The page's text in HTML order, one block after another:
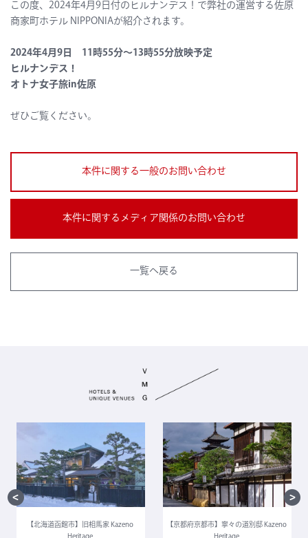
この度、2024年4月9日付のヒルナンデス！で弊社の運営する佐原
商家町ホテル NIPPONIAが紹介されます。
2024年4月9日 11時55分〜13時55分放映予定
ヒルナンデス！
オトナ女子旅in佐原
ぜひご覧ください。
本件に関する一般のお問い合わせ
本件に関するメディア関係のお問い合わせ
一覧へ戻る
【北海道函館市】旧相馬家 Kazeno
【京都府京都市】寧々の道別邸 Kazeno